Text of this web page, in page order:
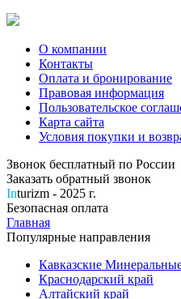
О компании
Контакты
Оплата и бронирование
Правовая информация
Пользовательское
Карта сайта
Условия покупки и
Звонок бесплатный по России
Заказать обратный звонок
Inturizm - 2025 г.
Безопасная оплата
Главная
Популярные направления
Кавказские
Краснодарский край
Алтайский край